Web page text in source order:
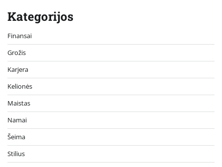
Kategorijos
Finansai
Grožis
Karjera
Kelionės
Maistas
Namai
Šeima
Stilius